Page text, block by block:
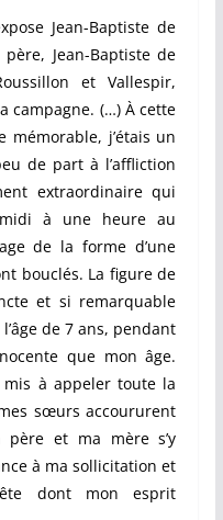
Jean-Baptiste de
Jean-Baptiste de
et Vallespir,
campagne. (…) À cette
mémorable, j’étais un
de part à l’affliction
extraordinaire qui
à une heure au
de la forme d’une
bouclés. La figure de
et si remarquable
de 7 ans, pendant
que mon âge.
mis à appeler toute la
sœurs accoururent
et ma mère s’y
à ma sollicitation et
dont mon esprit